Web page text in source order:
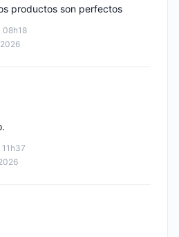
08h18
productos son perfectos